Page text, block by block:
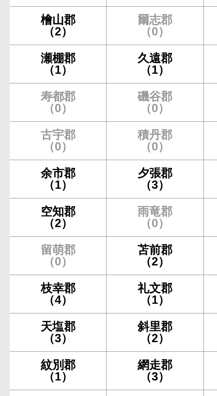
檜山郡
（2）
爾志郡
（0）
瀬棚郡
（1）
久遠郡
（1）
寿都郡
（0）
磯谷郡
（0）
古宇郡
（0）
積丹郡
（0）
余市郡
（1）
夕張郡
（3）
空知郡
（2）
雨竜郡
（0）
留萌郡
（0）
苫前郡
（2）
枝幸郡
（4）
礼文郡
（1）
天塩郡
（3）
斜里郡
（2）
紋別郡
（1）
網走郡
（3）